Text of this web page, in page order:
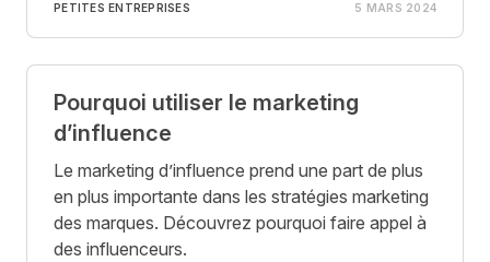
PETITES ENTREPRISES 5 MARS 2024
Pourquoi utiliser le marketing
d’influence
Le marketing d’influence prend une part de plus
en plus importante dans les stratégies marketing
des marques. Découvrez pourquoi faire appel à
des influenceurs.